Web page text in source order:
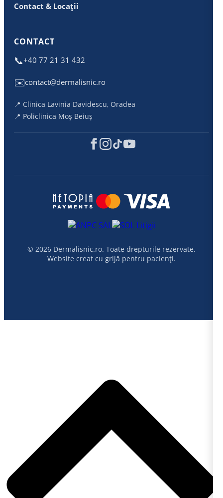
Contact & Locații
CONTACT
📞+40 77 21 31 432
✉️contact@dermalisnic.ro
📍 Clinica Lavinia Davidescu, Oradea
📍 Policlinica Moș Beiuș
© 2026 Dermalisnic.ro. Toate drepturile rezervate.
Website creat cu grijă pentru pacienți.